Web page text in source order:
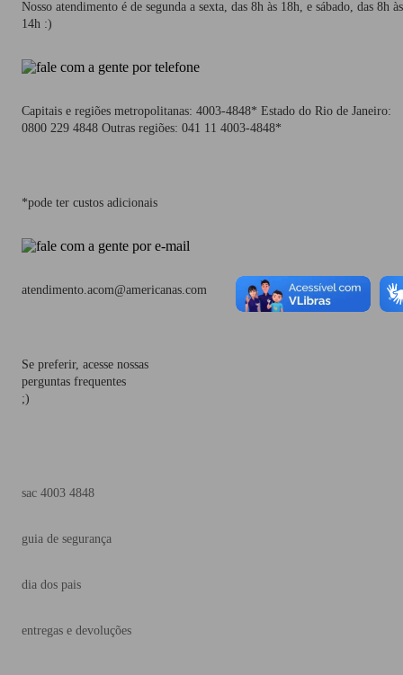
Nosso atendimento é de segunda a sexta, das 8h às 18h, e sábado, das 8h às
14h :)
Capitais e regiões metropolitanas: 4003-4848* Estado do Rio de Janeiro:
0800 229 4848 Outras regiões: 041 11 4003-4848*
*pode ter custos adicionais
atendimento.acom@americanas.com
Se preferir, acesse nossas
perguntas frequentes
;)
sac 4003 4848
guia de segurança
dia dos pais
entregas e devoluções